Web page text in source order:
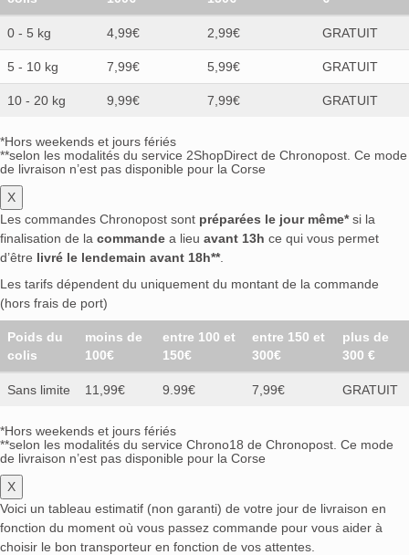
0 - 5 kg 4,99€ 2,99€ GRATUIT
5 - 10 kg 7,99€ 5,99€ GRATUIT
10 - 20 kg 9,99€ 7,99€ GRATUIT
*Hors weekends et jours fériés
**selon les modalités du service 2ShopDirect de Chronopost. Ce mode
de livraison n’est pas disponible pour la Corse
X
Les commandes Chronopost sont préparées le jour même*si la
finalisation de la commande a lieu avant 13h ce qui vous permet
d’être livré le lendemain avant 18h**.
Les tarifs dépendent du uniquement du montant de la commande
(hors frais de port)
Poids du
colis
moins de
100€
entre 100 et
150€
entre 150 et
300€
plus de
300 €
Sans limite 11,99€ 9.99€ 7,99€ GRATUIT
*Hors weekends et jours fériés
**selon les modalités du service Chrono18 de Chronopost. Ce mode
de livraison n’est pas disponible pour la Corse
X
Voici un tableau estimatif (non garanti) de votre jour de livraison en
fonction du moment où vous passez commande pour vous aider à
choisir le bon transporteur en fonction de vos attentes.